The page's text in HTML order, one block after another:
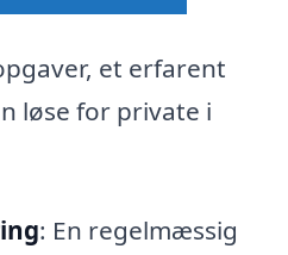
et erfarent
løse for private i
: En regelmæssig